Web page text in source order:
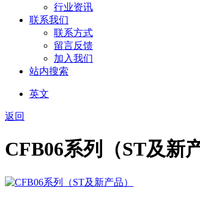
行业资讯
联系我们
联系方式
留言反馈
加入我们
站内搜索
英文
返回
CFB06系列（ST及新